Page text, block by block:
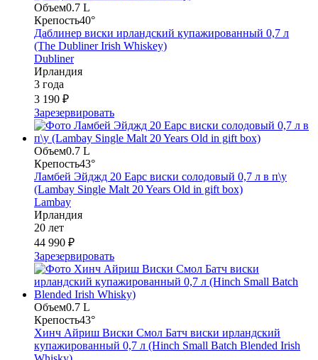
Объем0.7 L
Крепость40°
Даблинер виски ирландский купажированный 0,7 л
(The Dubliner Irish Whiskey)
Dubliner
Ирландия
3 года
3 190 ₽
Зарезервировать
Объем0.7 L
Крепость43°
Ламбей Эйджд 20 Еарс виски солодовый 0,7 л в п\у
(Lambay Single Malt 20 Years Old in gift box)
Lambay
Ирландия
20 лет
44 990 ₽
Зарезервировать
Объем0.7 L
Крепость43°
Хинч Айриш Виски Смол Батч виски ирландский
купажированный 0,7 л (Hinch Small Batch Blended Irish